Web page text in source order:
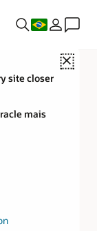
Close
site closer
mais
juntos
e
que ajuda
Como o
a segurança, a